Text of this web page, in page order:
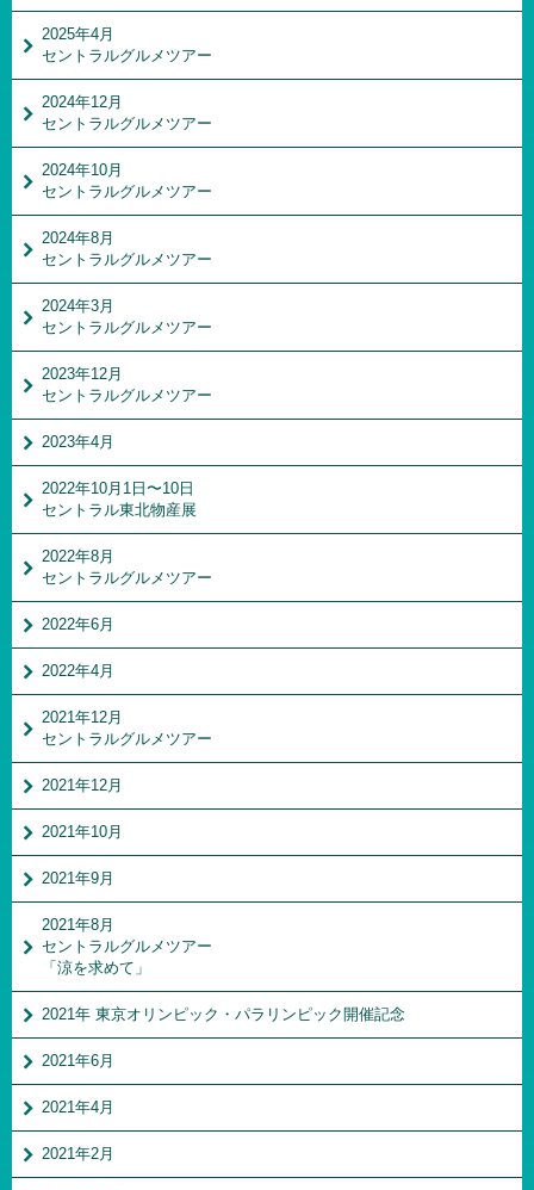
2025年4月
セントラルグルメツアー
2024年12月
セントラルグルメツアー
2024年10月
セントラルグルメツアー
2024年8月
セントラルグルメツアー
2024年3月
セントラルグルメツアー
2023年12月
セントラルグルメツアー
2023年4月
2022年10月1日〜10日
セントラル東北物産展
2022年8月
セントラルグルメツアー
2022年6月
2022年4月
2021年12月
セントラルグルメツアー
2021年12月
2021年10月
2021年9月
2021年8月
セントラルグルメツアー
「涼を求めて」
2021年 東京オリンピック・パラリンピック開催記念
2021年6月
2021年4月
2021年2月